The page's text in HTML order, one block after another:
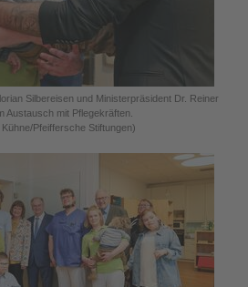
Silbereisen und Ministerpräsident Dr. Reiner
Austausch mit Pflegekräften.
Pfeiffersche Stiftungen)